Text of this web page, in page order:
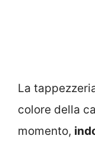
La
colore della
momento,